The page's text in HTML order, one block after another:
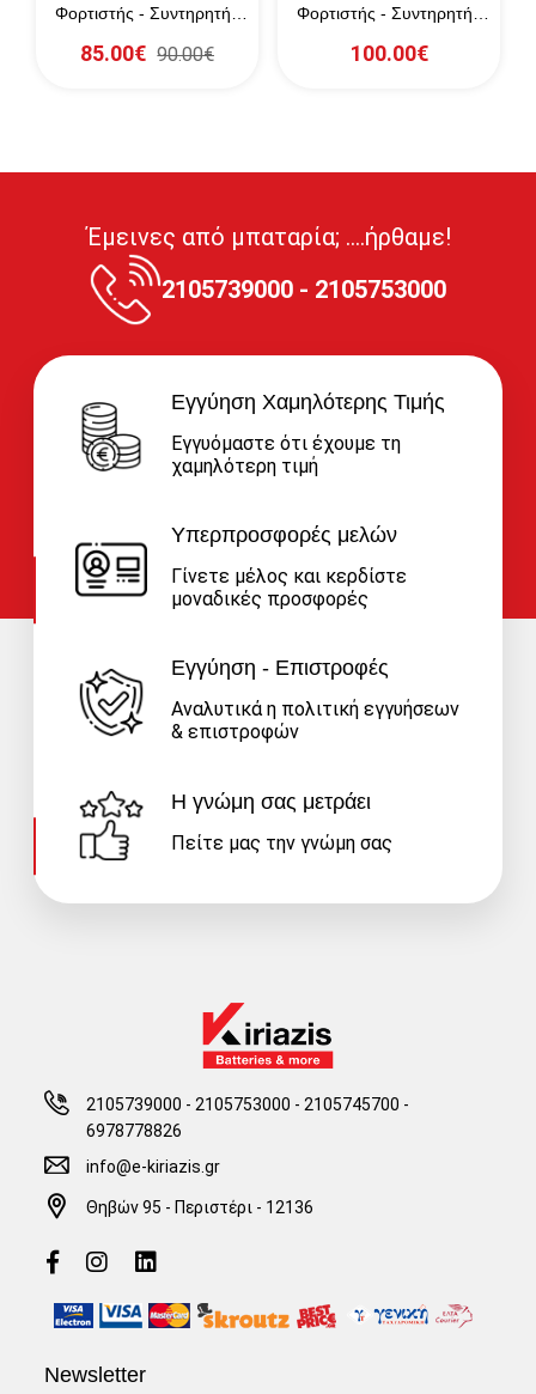
Φορτιστής - Συντηρητής
85.00€ 90.00€
Φορτιστής - Συντηρητής
100.00€
Έμεινες από μπαταρία; ....ήρθαμε!
2105739000 - 2105753000
Εγγύηση Χαμηλότερης Τιμής
Εγγυόμαστε ότι έχουμε τη
χαμηλότερη τιμή
Υπερπροσφορές μελών
Γίνετε μέλος και κερδίστε
μοναδικές προσφορές
Εγγύηση - Επιστροφές
Αναλυτικά η πολιτική εγγυήσεων
& επιστροφών
Η γνώμη σας μετράει
Πείτε μας την γνώμη σας
2105739000 - 2105753000 -2105745700 -
6978778826
info@e-kiriazis.gr
Θηβών 95 - Περιστέρι - 12136
Newsletter